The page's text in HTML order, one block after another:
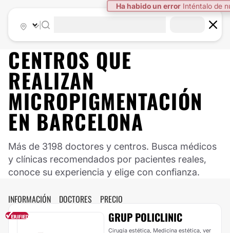
Ha habido un error Inténtalo de
CENTROS QUE
REALIZAN
MICROPIGMENTACIÓN
EN BARCELONA
Más de 3198 doctores y centros. Busca médicos
y clínicas recomendados por pacientes reales,
conoce su experiencia y elige con confianza.
INFORMACIÓN DOCTORES PRECIO
GRUP POLICLINIC
Cirugía estética, Medicina estética, ver